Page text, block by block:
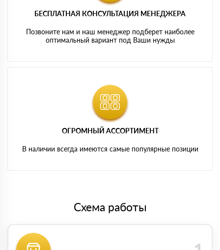
БЕСПЛАТНАЯ КОНСУЛЬТАЦИЯ МЕНЕДЖЕРА
Позвоните нам и наш менеджер подберет наиболее
оптимальный вариант под Ваши нужды
ОГРОМНЫЙ АССОРТИМЕНТ
В наличии всегда имеются самые популярные позиции
Схема работы